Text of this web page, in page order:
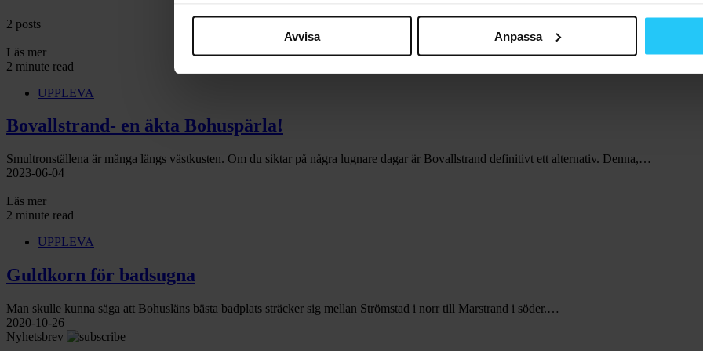
Avvisa Anpassa
2 posts
Läs mer
2 minute read
UPPLEVA
Bovallstrand- en äkta Bohuspärla!
Smultronställena är många längs västkusten. Om du siktar på några lugnare dagar är Bovallstrand definitivt ett alternativ. Denna,…
2023-06-04
Läs mer
2 minute read
UPPLEVA
Guldkorn för badsugna
Man skulle kunna säga att Bohusläns bästa badplats sträcker sig mellan Strömstad i norr till Marstrand i söder.…
2020-10-26
Nyhetsbrev